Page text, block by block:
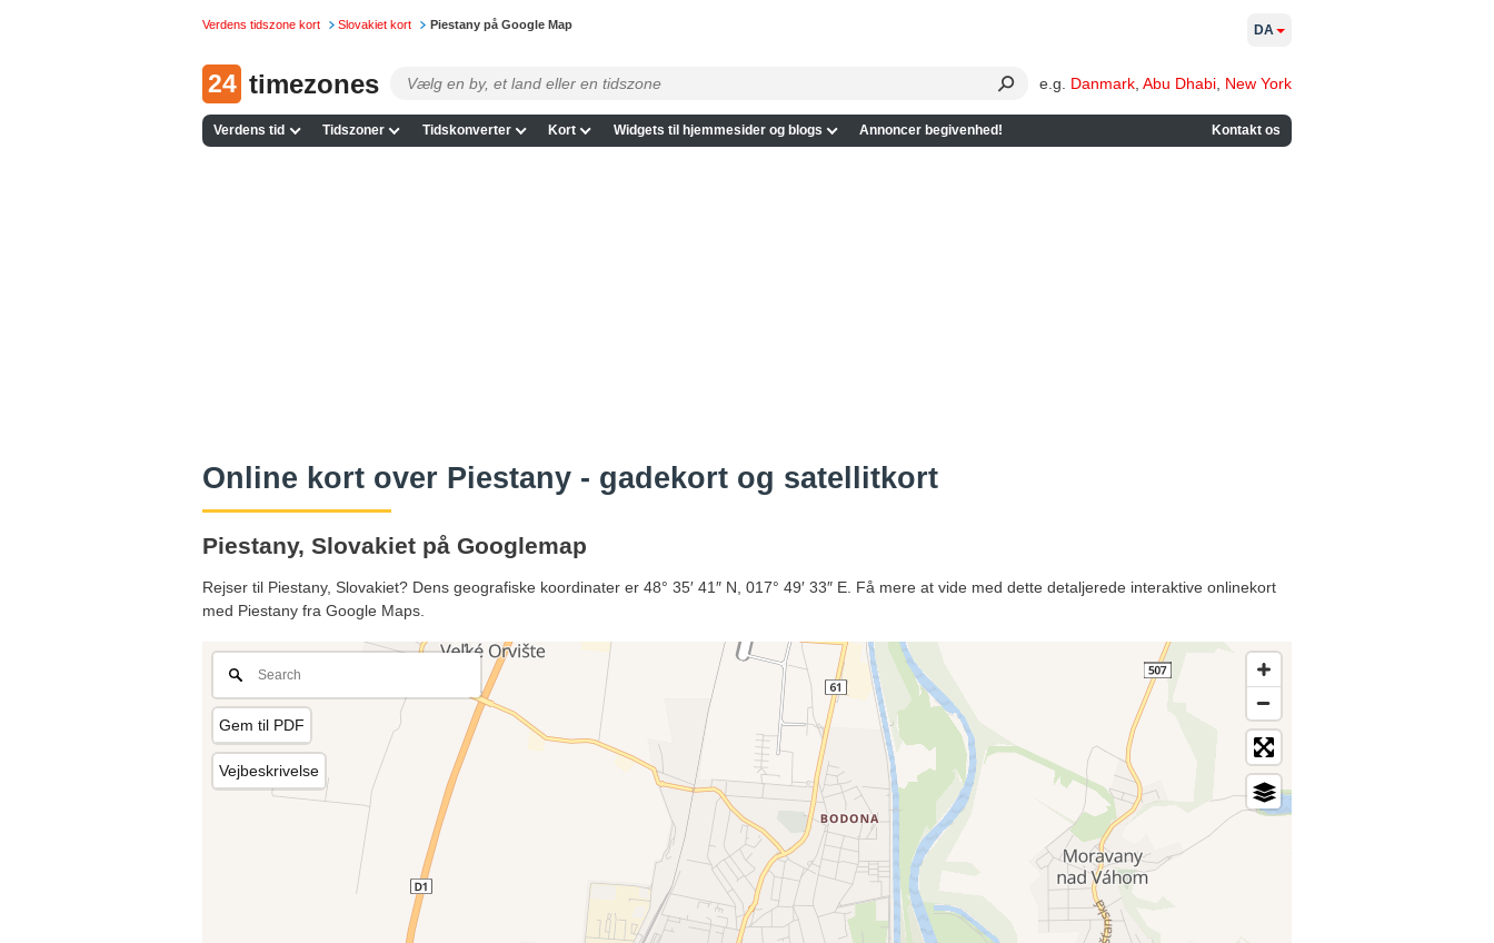
Verdens tidszone kort Slovakiet kort Piestany på Google Map
24 timezones e.g. Danmark Abu Dhabi New York
Verdens tid Tidszoner Tidskonverter Kort Widgets til hjemmesider og blogs Annoncer begivenhed! Kontakt os
DA
Online kort over Piestany - gadekort og satellitkort
Piestany, Slovakiet på Googlemap
Rejser til Piestany, Slovakiet? Dens geografiske koordinater er 48° 35′ 41″ N, 017° 49′ 33″ E. Få mere at vide med dette detaljerede interaktive onlinekort
med Piestany fra Google Maps.
Gem til PDF
Vejbeskrivelse